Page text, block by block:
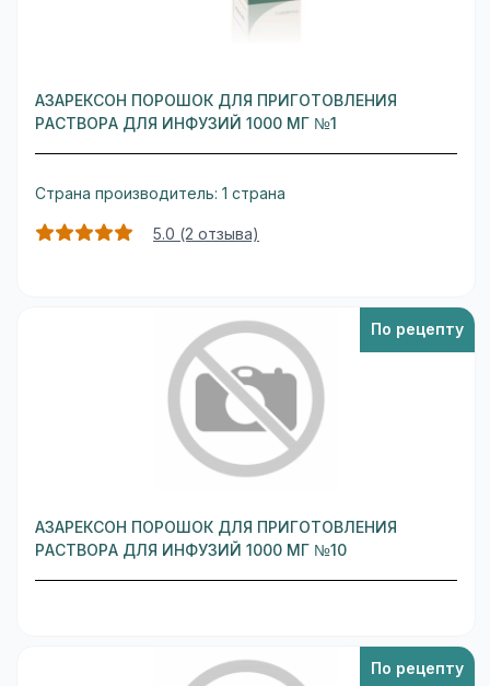
АЗАРЕКСОН ПОРОШОК ДЛЯ ПРИГОТОВЛЕНИЯ
РАСТВОРА ДЛЯ ИНФУЗИЙ 1000 МГ №1
Страна производитель: 1 страна
5.0 (2 отзыва)
По рецепту
АЗАРЕКСОН ПОРОШОК ДЛЯ ПРИГОТОВЛЕНИЯ
РАСТВОРА ДЛЯ ИНФУЗИЙ 1000 МГ №10
По рецепту